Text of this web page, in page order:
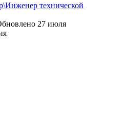
технической
27 июля